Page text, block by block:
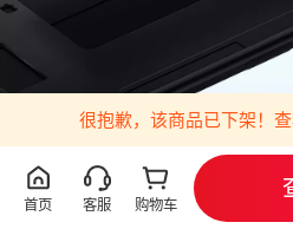
很抱歉，该商品已下架！
首页 客服 购物车